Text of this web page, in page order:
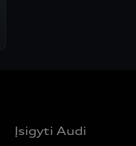
Įsigyti Audi